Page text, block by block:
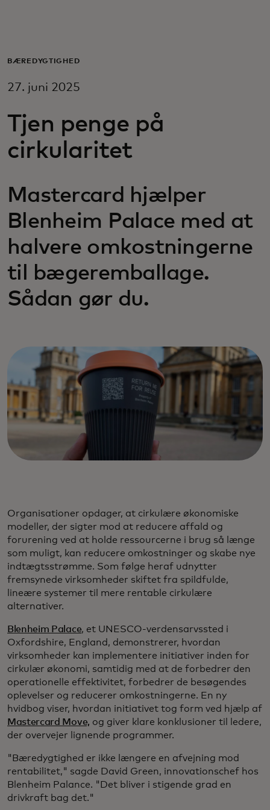
Til virksomheder
Til innovatører
BÆREDYGTIGHED
27. juni 2025
Tjen penge på
cirkularitet
Mastercard hjælper
Blenheim Palace med at
halvere omkostningerne
til bægeremballage.
Sådan gør du.
Organisationer opdager, at cirkulære økonomiske
modeller, der sigter mod at reducere affald og
forurening ved at holde ressourcerne i brug så længe
som muligt, kan reducere omkostninger og skabe nye
indtægtsstrømme. Som følge heraf udnytter
fremsynede virksomheder skiftet fra spildfulde,
lineære systemer til mere rentable cirkulære
alternativer.
Blenheim Palace, et UNESCO-verdensarvssted i
Oxfordshire, England, demonstrerer, hvordan
virksomheder kan implementere initiativer inden for
cirkulær økonomi, samtidig med at de forbedrer den
operationelle effektivitet, forbedrer de besøgendes
oplevelser og reducerer omkostningerne. En ny
hvidbog viser, hvordan initiativet tog form ved hjælp af
Mastercard Move, og giver klare konklusioner til ledere,
der overvejer lignende programmer.
"Bæredygtighed er ikke længere en afvejning mod
rentabilitet," sagde David Green, innovationschef hos
Blenheim Palance. "Det bliver i stigende grad en
drivkraft bag det."